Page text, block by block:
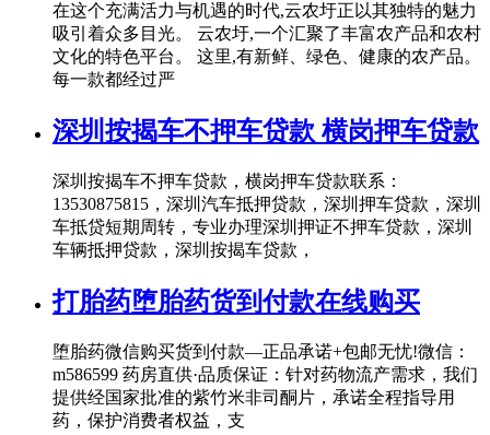
在这个充满活力与机遇的时代,云农圩正以其独特的魅力
吸引着众多目光。 云农圩,一个汇聚了丰富农产品和农村
文化的特色平台。 这里,有新鲜、绿色、健康的农产品。
每一款都经过严
深圳按揭车不押车贷款 横岗押车贷款
深圳按揭车不押车贷款，横岗押车贷款联系：
13530875815，深圳汽车抵押贷款，深圳押车贷款，深圳
车抵贷短期周转，专业办理深圳押证不押车贷款，深圳
车辆抵押贷款，深圳按揭车贷款，
打胎药堕胎药货到付款在线购买
堕胎药微信购买货到付款—正品承诺+包邮无忧!微信：
m586599 药房直供·品质保证：针对药物流产需求，我们
提供经国家批准的紫竹米非司酮片，承诺全程指导用
药，保护消费者权益，支